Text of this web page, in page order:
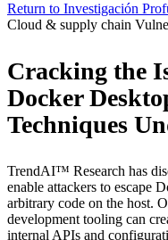
Return to Investigación
Cloud & supply chain
Cracking the
Docker
Techniques
TrendAI™ Research has
enable attackers to escape
arbitrary code on the host.
development tooling can
internal APIs and